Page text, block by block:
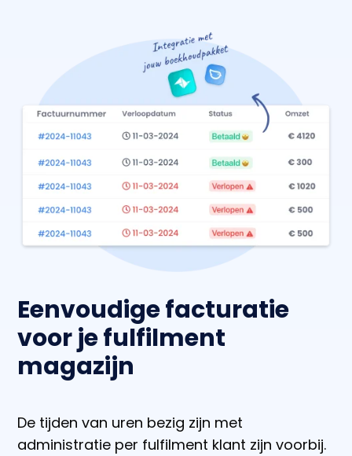
Eenvoudige facturatie
voor je fulfilment
magazijn
De tijden van uren bezig zijn met
administratie per fulfilment klant zijn voorbij.